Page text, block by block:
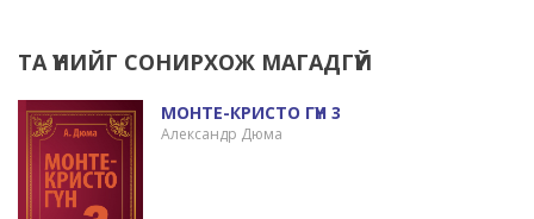
ТА ҮҮНИЙГ СОНИРХОЖ МАГАДГҮЙ
МОНТЕ-КРИСТО ГҮН 3
Александр Дюма